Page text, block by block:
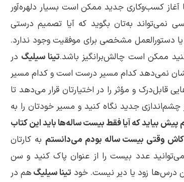
کسب‌وکاری جدید ممکن است بسیار دلهره‌آور
نمی‌تواند به‌تان بگوید که آیا تصمیم درستی
مشخصی برای موفقیت وجود ندارد.
ممکن است چالش‌برانگیز باشد.تینا سیلیگ در
نمی‌دهد کدام مسیر درست است و کدام مسیر
قابل‌درک و مؤثر را در اختیارتان قرار می‌دهد تا
چشم‌اندازی جدید نگاه کنید و مسیر خودتان را به
بیاید که آیا فقط بیست ساله‌ها باید این کتاب
کاش وقتی بیست ساله بودم می‌دانستم به کارتان
عدد بیست را از عنوان پاک کنید و سن
درس‌ها زود یا دیر نیست. خود تینا سیلیگهم در